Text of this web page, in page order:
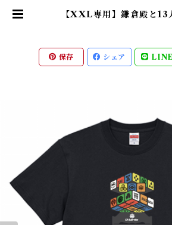
【XXL専用】鎌倉殿と13
ンド「歴戦」グッズのネ
保存 シェア LINE